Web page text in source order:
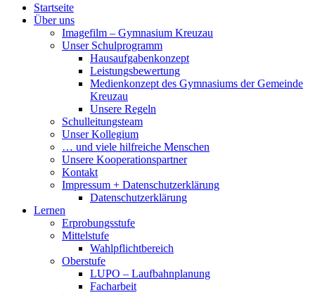
Startseite
Über uns
Imagefilm – Gymnasium Kreuzau
Unser Schulprogramm
Hausaufgabenkonzept
Leistungsbewertung
Medienkonzept des Gymnasiums der Gemeinde
Kreuzau
Unsere Regeln
Schulleitungsteam
Unser Kollegium
… und viele hilfreiche Menschen
Unsere Kooperationspartner
Kontakt
Impressum + Datenschutzerklärung
Datenschutzerklärung
Lernen
Erprobungsstufe
Mittelstufe
Wahlpflichtbereich
Oberstufe
LUPO – Laufbahnplanung
Facharbeit